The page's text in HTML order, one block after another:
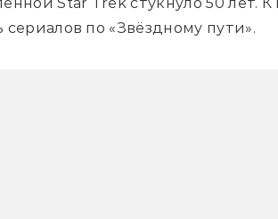
сериалов по «Звёздному пути».